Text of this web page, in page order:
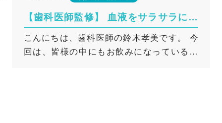
能性が考えられるため 注意が必要です。
（１）歯周病 歯周病菌は歯と歯ぐきの境目
に付着し、 ネバつきの原因となる物質を作
り出して 自らが住みやすい環境を整えてい
【歯科医師監修】 血液をサラサラにす
る薬（抗血栓薬）を飲んでいる方の歯
科治療・抜歯について
こんにちは、歯科医師の鈴木孝美です。 今
回は、皆様の中にもお飲みになっている方